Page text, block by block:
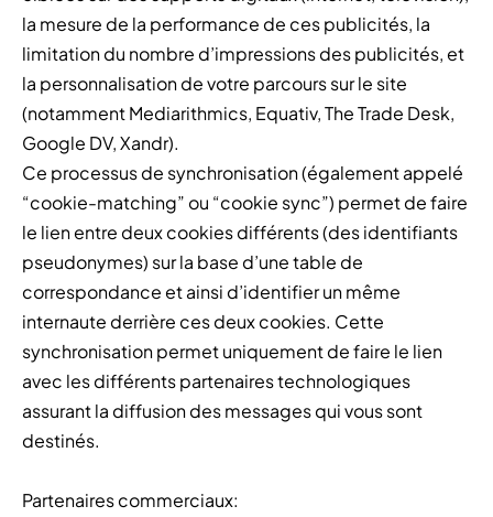
la mesure de la performance de ces publicités, la
limitation du nombre d’impressions des publicités, et
la personnalisation de votre parcours sur le site
(notamment Mediarithmics, Equativ, The Trade Desk,
Google DV, Xandr).
Ce processus de synchronisation (également appelé
“cookie-matching” ou “cookie sync”) permet de faire
le lien entre deux cookies différents (des identifiants
pseudonymes) sur la base d’une table de
correspondance et ainsi d’identifier un même
internaute derrière ces deux cookies. Cette
synchronisation permet uniquement de faire le lien
avec les différents partenaires technologiques
assurant la diffusion des messages qui vous sont
destinés.
Partenaires commerciaux: